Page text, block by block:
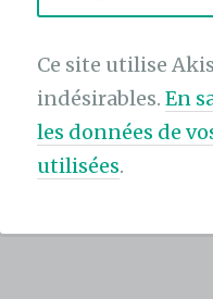
Ce site utilise
indésirables.En
les données de
utilisées.